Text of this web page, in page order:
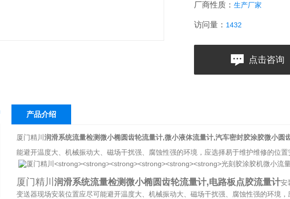
厂商性质： 生产厂家
访问量： 1432
点击咨询
产品介绍
厦门精川 润滑系统流量检测微小椭圆齿轮流量计,微小液体流量计,汽车密封胶涂胶微小圆
能避开温度大、机械振动大、磁场干扰强、腐蚀性强的环境，应选择易于维护维修的位置
厦门精川 润滑系统流量检测微小椭圆齿轮流量计,电路板点胶流量计安
变送器现场安装位置应尽可能避开温度大、机械振动大、磁场干扰强、腐蚀性强的环境，